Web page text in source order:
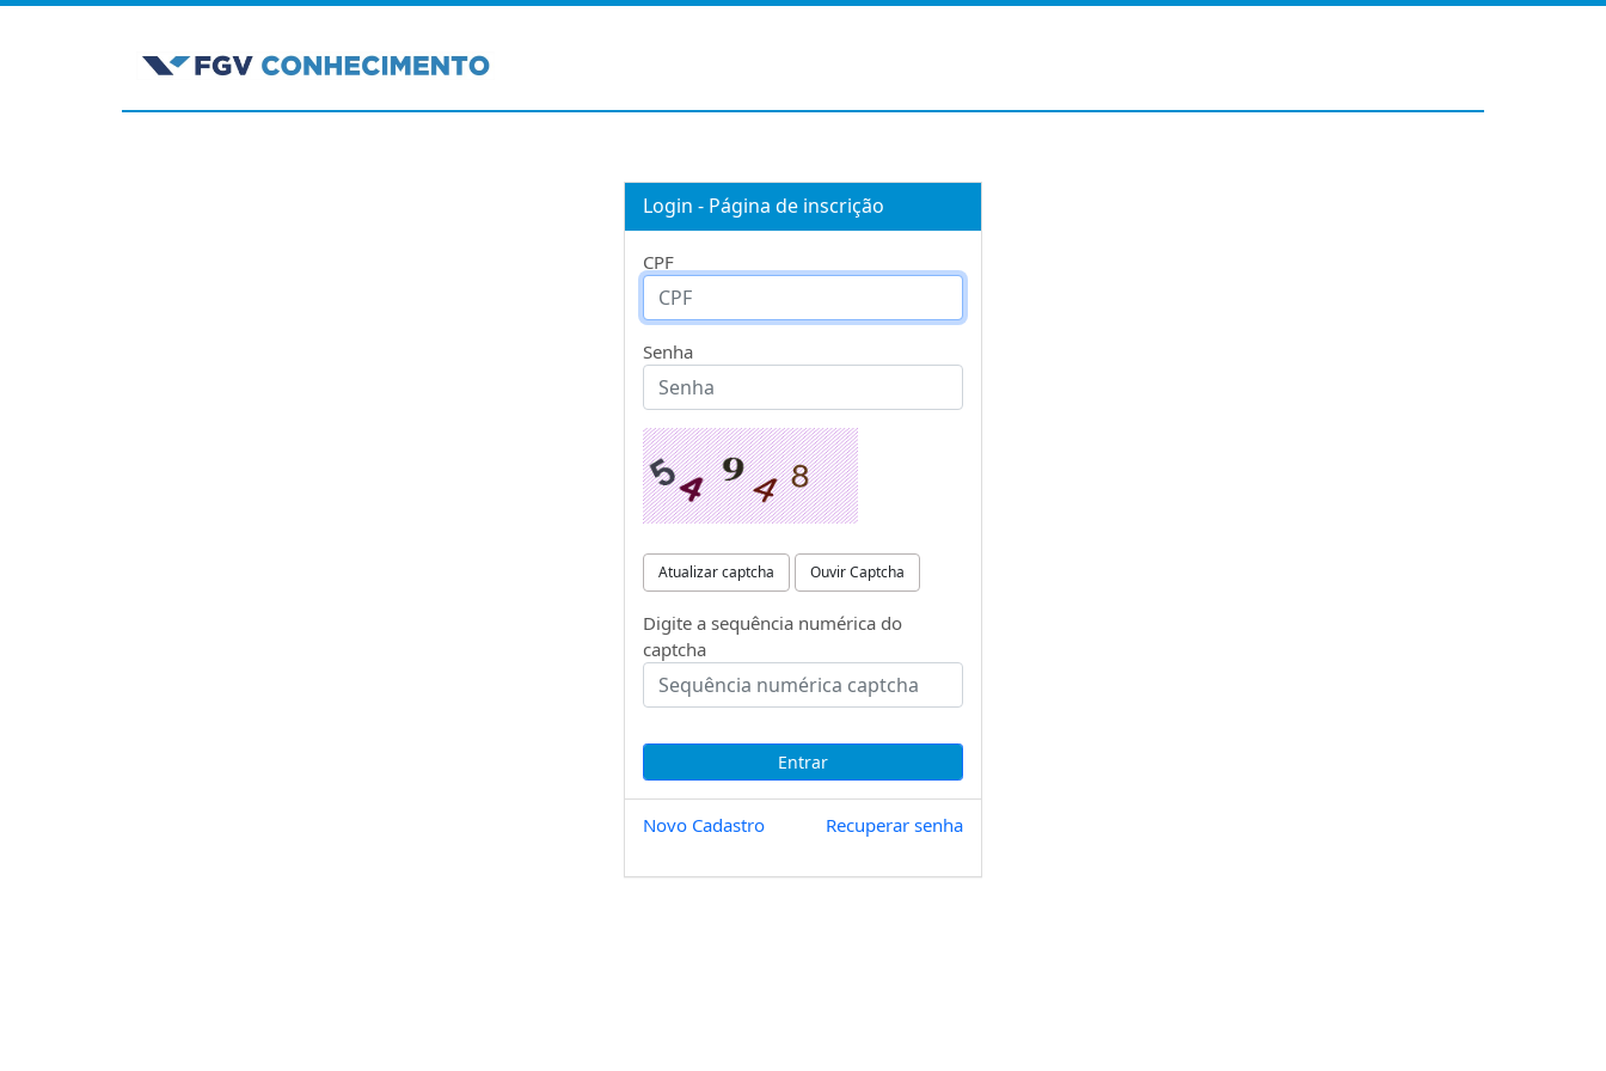
Login - Página de inscrição
CPF
Senha
Atualizar captcha Ouvir Captcha
Digite a sequência numérica do
captcha
Novo Cadastro Recuperar senha